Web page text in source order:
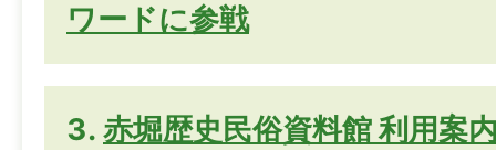
ワードに参戦
赤堀歴史民俗資料館 利用案